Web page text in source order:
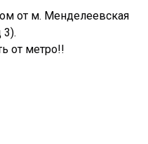
от м. Менделеевская
от метро!!